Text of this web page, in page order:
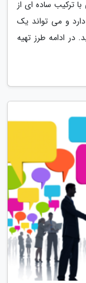
ترکیب ساده ای از
و می تواند یک
ادامه طرز تهیه